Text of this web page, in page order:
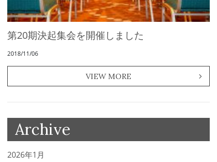
第20期決起集会を開催しました
2018/11/06
VIEW MORE
Archive
2026年1月